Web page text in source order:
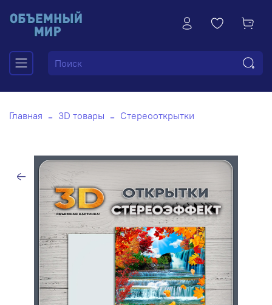
Главная 3D товары Стереооткрытки